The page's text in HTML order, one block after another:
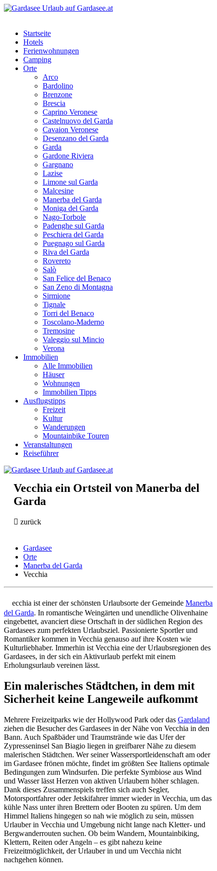
Startseite
Hotels
Ferienwohnungen
Camping
Orte
Arco
Bardolino
Brenzone
Brescia
Caprino Veronese
Castelnuovo del Garda
Cavaion Veronese
Desenzano del Garda
Garda
Gardone Riviera
Gargnano
Lazise
Limone sul Garda
Malcesine
Manerba del Garda
Moniga del Garda
Nago-Torbole
Padenghe sul Garda
Peschiera del Garda
Puegnago sul Garda
Riva del Garda
Rovereto
Salò
San Felice del Benaco
San Zeno di Montagna
Sirmione
Tignale
Torri del Benaco
Toscolano-Maderno
Tremosine
Valeggio sul Mincio
Verona
Immobilien
Alle Immobilien
Häuser
Wohnungen
Immobilien Tipps
Ausflugstipps
Freizeit
Kultur
Wanderungen
Mountainbike Touren
Veranstaltungen
Reiseführer
Vecchia ein Ortsteil von Manerba del
Garda
zurück
Gardasee
Orte
Manerba del Garda
Vecchia
ecchia ist einer der schönsten Urlaubsorte der Gemeinde Manerba
del Garda. In romantische Weingärten und unendliche Olivenhaine
eingebettet, avanciert diese Ortschaft in der südlichen Region des
Gardasees zum perfekten Urlaubsziel. Passionierte Sportler und
Romantiker kommen in Vecchia genauso auf ihre Kosten wie
Kulturliebhaber. Immerhin ist Vecchia eine der Urlaubsregionen des
Gardasees, in der sich ein Aktivurlaub perfekt mit einem
Erholungsurlaub vereinen lässt.
Ein malerisches Städtchen, in dem mit
Sicherheit keine Langeweile aufkommt
Mehrere Freizeitparks wie der Hollywood Park oder das Gardaland
ziehen die Besucher des Gardasees in der Nähe von Vecchia in den
Bann. Auch Spaßbäder und Traumstrände wie das Ufer der
Zypresseninsel San Biagio liegen in greifbarer Nähe zu diesem
malerischen Städtchen. Wer seiner Wassersportleidenschaft am oder
im Gardasee frönen möchte, findet im größten See Italiens optimale
Bedingungen zum Windsurfen. Die perfekte Symbiose aus Wind
und Wasser lässt Herzen von aktiven Urlaubern höher schlagen.
Dank dieses Zusammenspiels treffen sich auch Segler,
Motorsportfahrer oder Jetskifahrer immer wieder in Vecchia, um das
kühle Nass unter ihren Brettern oder Booten zu spüren. Um dem
Himmel Italiens hingegen so nah wie möglich zu sein, müssen
Urlauber in Vecchia und Umgebung nicht lange nach Kletter- und
Bergwanderrouten suchen. Ob beim Wandern, Mountainbiking,
Klettern, Reiten oder Angeln – es gibt nahezu keine
Freizeitmöglichkeit, der Urlauber in und um Vecchia nicht
nachgehen können.